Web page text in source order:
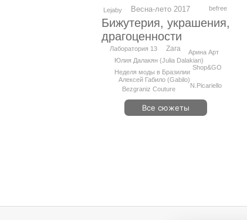
Бижутерия, украшения,
драгоценности
Весна-лето 2017
Zara
Юлия Далакян (Julia Dalakian)
Неделя моды в Бразилии
Лаборатория 13
Алексей Габило (Gabilo)
Арина Арт
Shop&GO
befree
Bezgraniz Couture
Lejaby
N.Picariello
Все сюжеты